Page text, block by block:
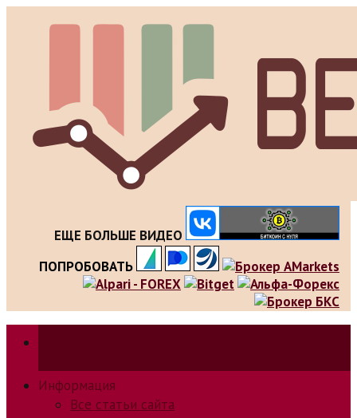
ЕЩЕ БОЛЬШЕ ВИДЕО
ПОПРОБОВАТЬ
Информация
Все статьи сайта